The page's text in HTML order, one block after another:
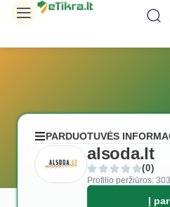
PARDUOTUVĖS
alsoda.lt
(0)
Profilio peržiūros: 303
Į